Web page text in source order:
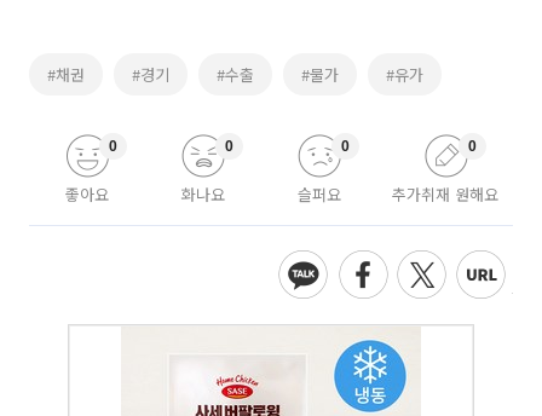
#채권 #경기 #수출 #물가 #유가
좋아요
0
화나요
0
슬퍼요
0
추가취재 원해요
0